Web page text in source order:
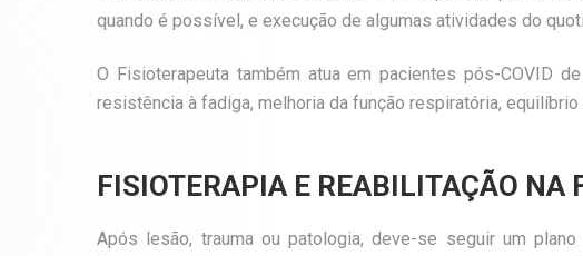
quando é possível, e execução de algumas atividades do
O Fisioterapeuta também atua em pacientes pós-COVID
resistência à fadiga, melhoria da função respiratória, equilíbrio
FISIOTERAPIA E REABILITAÇÃO NA
Após lesão, trauma ou patologia, deve-se seguir um